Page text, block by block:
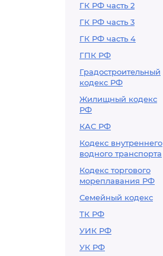
ГК РФ часть 2
ГК РФ часть 3
ГК РФ часть 4
ГПК РФ
Градостроительный
кодекс РФ
Жилищный кодекс
РФ
КАС РФ
Кодекс внутреннего
водного транспорта
Кодекс торгового
мореплавания РФ
Семейный кодекс
ТК РФ
УИК РФ
УК РФ